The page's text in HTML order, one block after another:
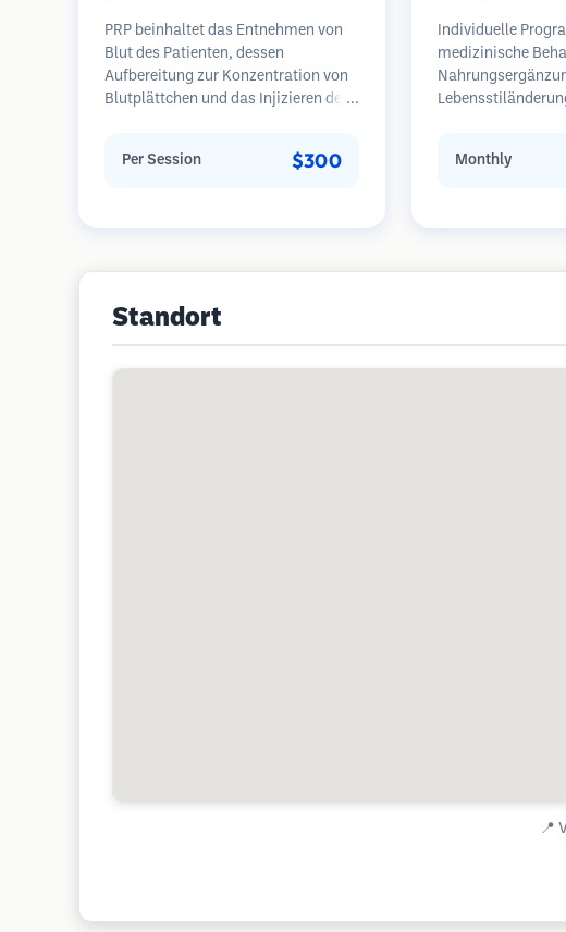
PRP beinhaltet das Entnehmen von
Blut des Patienten, dessen
Aufbereitung zur Konzentration von
Blutplättchen und das Injizieren des
Wachstumsfaktoren in den
erforderlich.
Per Session $300
Individuelle
medizinische
Haarausfalls
Monthly
Standort
📍